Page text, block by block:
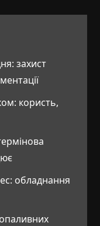
захист
користь,
обладнання